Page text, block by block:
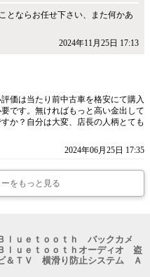
とならお任せ下さい、また何かあ
2024年11月25日 17:13
価は当たり前中古車を格安にて購入
です。無ければもっと高い金出して
か？自分は大変、店長の人柄とても
2024年06月25日 17:35
をもっと見る
ｅｔｏｏｔｈ バックカメ
ｕｅｔｏｏｔｈオーディオ 盗
ＴＶ 横滑り防止システム Ａ